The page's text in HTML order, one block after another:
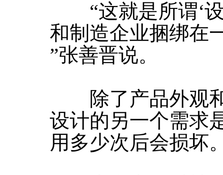
“这就是所谓‘设
和制造企业捆绑在
”张善晋说。
除了产品外观和
设计的另一个需求
用多少次后会损坏